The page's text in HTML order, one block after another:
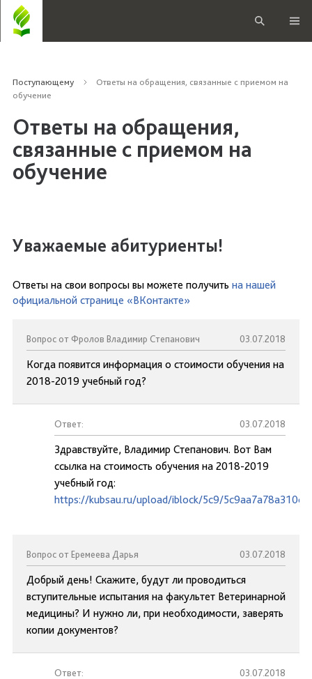
Поступающему
Ответы на обращения, связанные с приемом на
обучение
Ответы на обращения,
связанные с приемом на
обучение
Уважаемые абитуриенты!
Ответы на свои вопросы вы можете получить на нашей
официальной странице «ВКонтакте»
Вопрос от Фролов Владимир Степанович 03.07.2018
Когда появится информация о стоимости обучения на
2018-2019 учебный год?
Ответ: 03.07.2018
Здравствуйте, Владимир Степанович. Вот Вам
ссылка на стоимость обучения на 2018-2019
учебный год:
https://kubsau.ru/upload/iblock/5c9/
Вопрос от Еремеева Дарья 03.07.2018
Добрый день! Скажите, будут ли проводиться
вступительные испытания на факультет Ветеринарной
медицины? И нужно ли, при необходимости, заверять
копии документов?
Ответ: 03.07.2018